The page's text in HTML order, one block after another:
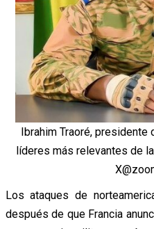
Ibrahim Traoré, presidente
líderes más relevantes de
Los ataques de
después de que Francia